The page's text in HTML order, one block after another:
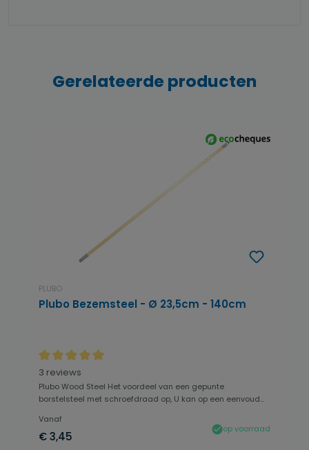
Gerelateerde producten
PLUBO
Plubo Bezemsteel - Ø 23,5cm - 140cm
Gemiddelde waardering van 5 van 5 sterren
3 reviews
Plubo Wood Steel Het voordeel van een gepunte
borstelsteel met schroefdraad op, U kan op een eenvoud...
Vanaf
€ 3,45
op voorraad